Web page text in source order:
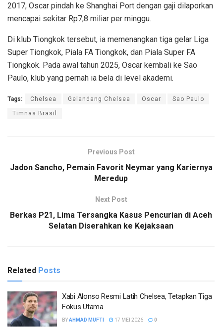
2017, Oscar pindah ke Shanghai Port dengan gaji dilaporkan
mencapai sekitar Rp7,8 miliar per minggu.
Di klub Tiongkok tersebut, ia memenangkan tiga gelar Liga
Super Tiongkok, Piala FA Tiongkok, dan Piala Super FA
Tiongkok. Pada awal tahun 2025, Oscar kembali ke Sao
Paulo, klub yang pernah ia bela di level akademi.
Tags: Chelsea Gelandang Chelsea Oscar Sao Paulo
Timnas Brasil
Previous Post
Jadon Sancho, Pemain Favorit Neymar yang Kariernya
Meredup
Next Post
Berkas P21, Lima Tersangka Kasus Pencurian di Aceh
Selatan Diserahkan ke Kejaksaan
Related Posts
Xabi Alonso Resmi Latih Chelsea, Tetapkan Tiga
Fokus Utama
BYAHMAD MUFTI 17 MEI 2026 0